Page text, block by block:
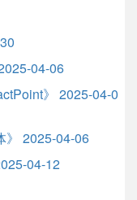
04-06
》 2025-04-0
》 2025-04-06
04-12